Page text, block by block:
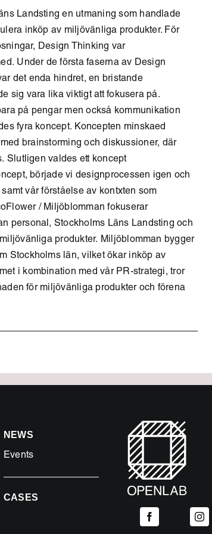
Landsting en utmaning som handlade
inköp av miljövänliga produkter. För
Design Thinking var
Under de första faserna av Design
det enda hindret, en bristande
sig vara lika viktigt att fokusera på.
på pengar men också kommunikation
fyra koncept. Koncepten minskaed
brainstorming och diskussioner, där
Slutligen valdes ett koncept
började vi designprocessen igen och
vår förståelse av kontxten som
/ Miljöblomman fokuserar
personal, Stockholms Läns Landsting och
produkter. Miljöblomman bygger
Stockholms län, vilket ökar inköp av
i kombination med vår PR-strategi, tror
för miljövänliga produkter och förena
NEWS
Events
CASES